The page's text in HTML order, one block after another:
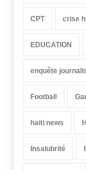
CPT crise
EDUCATION
enquête
Football
haiti news
Insalubrité